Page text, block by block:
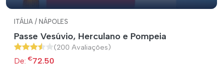
ITÁLIA / NÁPOLES
Passe Vesúvio, Herculano e Pompeia
(200 Avaliações)
De: €72.50